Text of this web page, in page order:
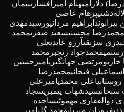
دلارامبهنام امیرافشاریپیمان
پرهام عاصی
بیرانوند ابراهیم مردانپور سیدمهدی
محمدرضا محسنیسعید صفریمحمد
سزنقیآرزو عابدیعلی
محمدجواد رنجبر محمد
خاربومرتضی جهانگیریامیرحسین
فیجانیمحمدرضا
علی محمدیامیرعلی
سبحانیسیدشهاب پیمبریسجاد
ذوالفقاری مهموئیساجده
فروزان میریانمحمد گلیامیر